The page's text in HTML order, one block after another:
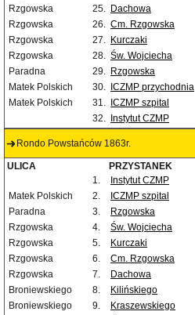
Rzgowska
25. Dachowa
Rzgowska
26. Cm. Rzgowska
Rzgowska
27. Kurczaki
Rzgowska
28. Św. Wojciecha
Paradna
29. Rzgowska
Matek Polskich
30. ICZMP przychodnia
Matek Polskich
31. ICZMP szpital
32.
Instytut CZMP
Rondo Powstańców 1863r.
ULICA PRZYSTANEK
1.
Instytut CZMP
Matek Polskich
2. ICZMP szpital
Paradna
3. Rzgowska
Rzgowska
4. Św. Wojciecha
Rzgowska
5. Kurczaki
Rzgowska
6. Cm. Rzgowska
Rzgowska
7. Dachowa
Broniewskiego
8. Kilińskiego
Broniewskiego
9. Kraszewskiego